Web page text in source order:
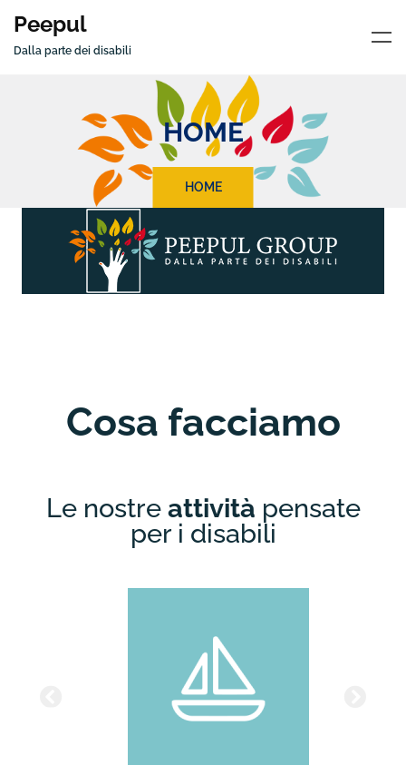
Peepul
Dalla parte dei disabili
HOME
HOME
Cosa facciamo
Le nostre attività pensate
per i disabili